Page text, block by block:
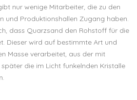
nur wenige Mitarbeiter, die zu den
und Produktionshallen Zugang haben.
dass Quarzsand den Rohstoff für die
Dieser wird auf bestimmte Art und
Masse verarbeitet, aus der mit
die im Licht funkelnden Kristalle